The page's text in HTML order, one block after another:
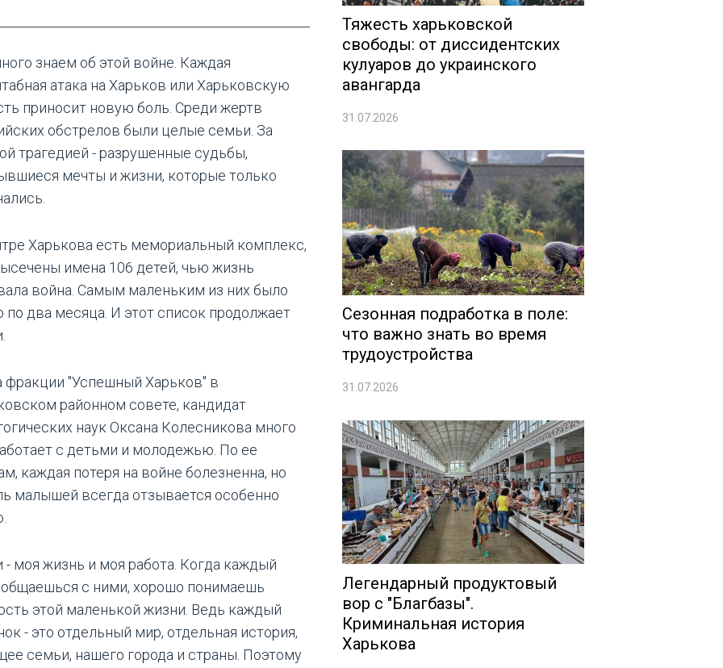
знаем об этой войне. Каждая
атака на Харьков или Харьковскую
приносит новую боль. Среди жертв
обстрелов были целые семьи. За
трагедией - разрушенные судьбы,
мечты и жизни, которые только
Харькова есть мемориальный комплекс,
имена 106 детей, чью жизнь
война. Самым маленьким из них было
по два месяца. И этот список продолжает
фракции "Успешный Харьков" в
районном совете, кандидат
наук Оксана Колесникова много
с детьми и молодежью. По ее
каждая потеря на войне болезненна, но
малышей всегда отзывается особенно
- моя жизнь и моя работа. Когда каждый
с ними, хорошо понимаешь
этой маленькой жизни. Ведь каждый
- это отдельный мир, отдельная история,
семьи, нашего города и страны. Поэтому
Тяжесть харьковской
свободы: от диссидентских
кулуаров до украинского
авангарда
31.07.2026
Сезонная подработка в поле:
что важно знать во время
трудоустройства
31.07.2026
Легендарный продуктовый
вор с "Благбазы".
Криминальная история
Харькова